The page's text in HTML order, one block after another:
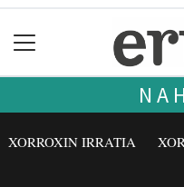
XORROXIN IRRATIA